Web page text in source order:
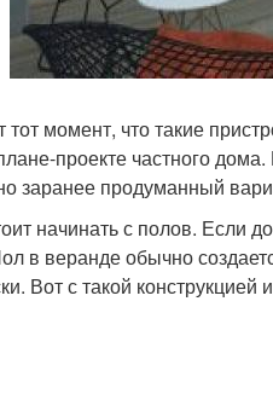
момент, что такие
проекте частного
заранее продуманный
начинать с полов. Если
в веранде обычно
Вот с такой